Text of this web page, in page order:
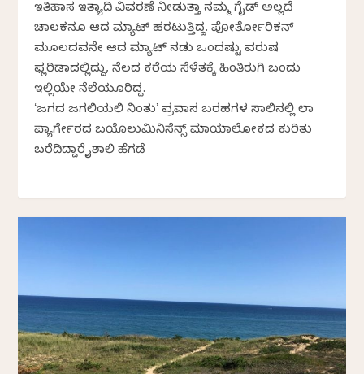
ಇತಿಹಾಸ ಇತ್ಯಾದಿ ವಿವರಣೆ ನೀಡುತ್ತಾ ನಮ್ಮ ಗೈಡ್ ಅಲ್ಲದೆ
ಚಾಲಕನೂ ಆದ ಮ್ಯಾಟ್ ಹರಟುತ್ತಿದ್ದ. ಪೋರ್ತೋರಿಕನ್
ಮೂಲದವನೇ ಆದ ಮ್ಯಾಟ್ ನಡುವೆ ಒಂದಷ್ಟು ವರುಷ
ಫ್ಲರಿಡಾದಲ್ಲಿದ್ದು, ನೆಲದ ಕರೆಯ ಸೆಳೆತಕ್ಕೆ ಹಿಂತಿರುಗಿ ಬಂದು
ಇಲ್ಲಿಯೇ ನೆಲೆಯೂರಿದ್ದ.
ʻಜಗದ ಜಗಲಿಯಲಿ ನಿಂತುʼ ಪ್ರವಾಸ ಬರಹಗಳ ಸಾಲಿನಲ್ಲಿ ಲಾ
ಪ್ಯಾರ್ಗೇರದ ಬಯೊಲುಮಿನಿಸೆನ್ಸ್ ಮಾಯಾಲೋಕದ ಕುರಿತು
ಬರೆದಿದ್ದಾರೆ ವೈಶಾಲಿ ಹೆಗಡೆ